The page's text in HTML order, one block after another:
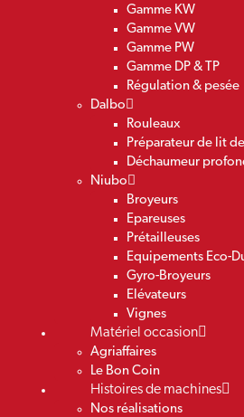
Gamme KW
Gamme VW
Gamme PW
Gamme DP & TP
Régulation & pesée
Dalbo
Rouleaux
Préparateur de lit
Déchaumeur
Niubo
Broyeurs
Epareuses
Prétailleuses
Equipements Eco-
Gyro-Broyeurs
Elévateurs
Vignes
Matériel occasion
Agriaffaires
Le Bon Coin
Histoires de machines
Nos réalisations